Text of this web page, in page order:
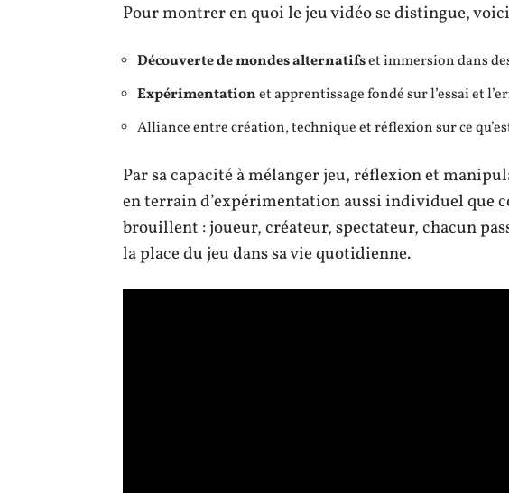
Pour montrer en quoi le jeu vidéo se distingue,
Découverte de mondes alternatifset immersion dans
Expérimentationet apprentissage fondé sur l’essai et
Alliance entre création, technique et réflexion sur ce
Par sa capacité à mélanger jeu, réflexion et
en terrain d’expérimentation aussi individuel que
brouillent : joueur, créateur, spectateur, chacun
la place du jeu dans sa vie quotidienne.